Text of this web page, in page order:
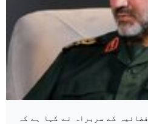
کے سربراہ نے کہا ہے کہ